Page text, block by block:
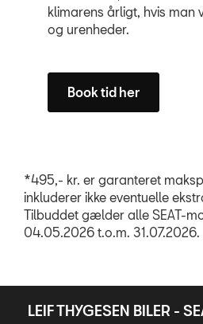
klimarens årligt, hvis man
og urenheder.
Book tid her
*495,- kr. er garanteret
inkluderer ikke eventuelle
Tilbuddet gælder alle SEAT-
04.05.2026 t.o.m. 31.07.2026.
LEIF THYGESEN BILER -